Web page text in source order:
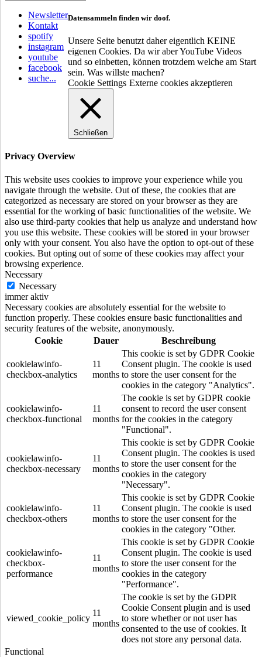
Newsletter
Kontakt
spotify
instagram
youtube
facebook
suche...
Datensammeln finden wir doof.
Unsere Seite benutzt daher eigentlich KEINE
eigenen Cookies. Da wir aber YouTube Videos
und so einbetten, können trotzdem welche am Start
sein. Was willste machen?
Cookie Settings Externe cookies akzeptieren
Schließen
Privacy Overview
This website uses cookies to improve your experience while you
navigate through the website. Out of these, the cookies that are
categorized as necessary are stored on your browser as they are
essential for the working of basic functionalities of the website. We
also use third-party cookies that help us analyze and understand how
you use this website. These cookies will be stored in your browser
only with your consent. You also have the option to opt-out of these
cookies. But opting out of some of these cookies may affect your
browsing experience.
Necessary
Necessary
immer aktiv
Necessary cookies are absolutely essential for the website to
function properly. These cookies ensure basic functionalities and
security features of the website, anonymously.
Cookie
Dauer Beschreibung
cookielawinfo-
checkbox-analytics
11
months
This cookie is set by GDPR Cookie
Consent plugin. The cookie is used
to store the user consent for the
cookies in the category "Analytics".
cookielawinfo-
checkbox-functional
11
months
The cookie is set by GDPR cookie
consent to record the user consent
for the cookies in the category
"Functional".
cookielawinfo-
checkbox-necessary
11
months
This cookie is set by GDPR Cookie
Consent plugin. The cookies is used
to store the user consent for the
cookies in the category
"Necessary".
cookielawinfo-
checkbox-others
11
months
This cookie is set by GDPR Cookie
Consent plugin. The cookie is used
to store the user consent for the
cookies in the category "Other.
cookielawinfo-
checkbox-
performance
11
months
This cookie is set by GDPR Cookie
Consent plugin. The cookie is used
to store the user consent for the
cookies in the category
"Performance".
viewed_cookie_policy
11
months
The cookie is set by the GDPR
Cookie Consent plugin and is used
to store whether or not user has
consented to the use of cookies. It
does not store any personal data.
Functional